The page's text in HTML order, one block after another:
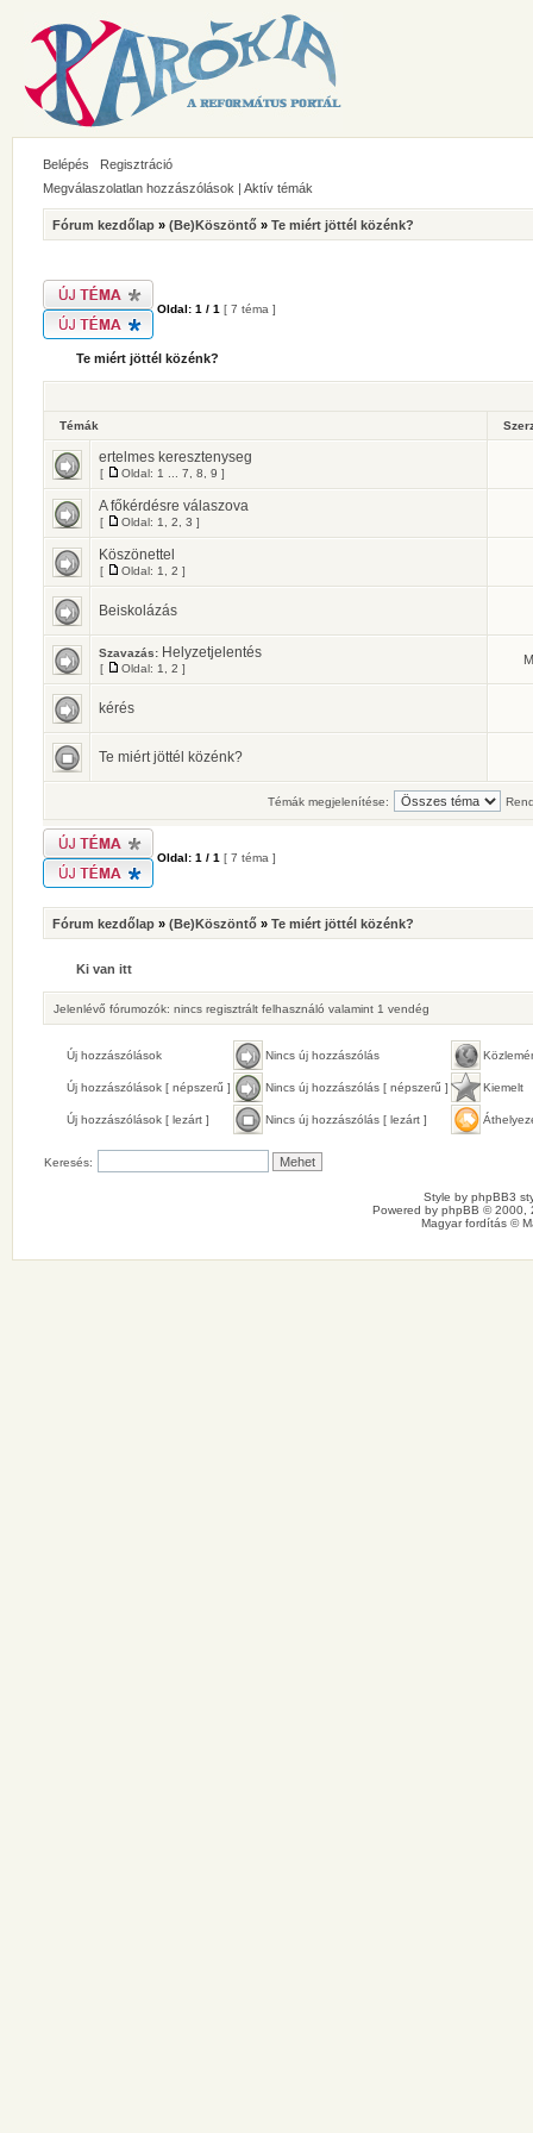
Belépés
Regisztráció
Megválaszolatlan hozzászólások | Aktív témák
Fórum kezdőlap » (Be)Köszöntő » Te miért jöttél közénk?
Oldal: 1 / 1 [ 7 téma ]
Te miért jöttél közénk?
Témák
ertelmes keresztenyseg
[ Oldal: 1 7 8 9 ]
A főkérdésre válaszova
[ Oldal: 1 2 3 ]
Köszönettel
[ Oldal: 1 2 ]
Beiskolázás
Szavazás: Helyzetjelentés
[ Oldal: 1 2 ]
kérés
Te miért jöttél közénk?
Témák megjelenítése:
Oldal: 1 / 1 [ 7 téma ]
Fórum kezdőlap » (Be)Köszöntő » Te miért jöttél közénk?
Ki van itt
Jelenlévő fórumozók: nincs regisztrált felhasználó valamint 1 vendég
Új hozzászólások Nincs új hozzászólás
Új hozzászólások [ népszerű ] Nincs új hozzászólás [ népszerű ] Kiemelt
Új hozzászólások [ lezárt ] Nincs új hozzászólás [ lezárt ]
Keresés:
Style by phpBB3
Powered by phpBB © 2000,
Magyar fordítás ©